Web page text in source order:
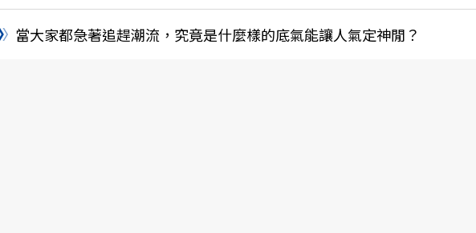
民調
當大家都急著追趕潮流，究竟是什麼樣的底氣能讓人氣定神閒？